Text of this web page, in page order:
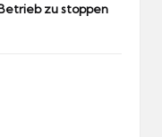
zu stoppen